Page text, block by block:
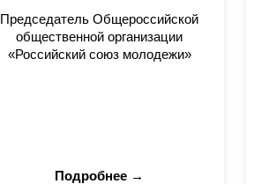
Председатель Общероссийской
общественной организации
«Российский союз молодежи»
Подробнее →